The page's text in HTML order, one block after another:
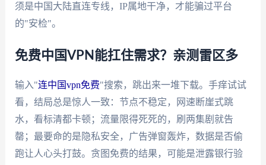
须是中国大陆直连专线，IP属地干净，才能骗过平台
的"安检"。
免费中国VPN能扛住需求？亲测雷区多
输入"连中国vpn免费"搜索，跳出来一堆下载。手痒试试
看，结局总是惊人一致：节点不稳定，网速断崖式跳
水，看标清都卡顿；流量限得死死的，刷两集剧就告
罄；最要命的是隐私安全，广告弹窗轰炸，数据是否偷
跑让人心头打鼓。贪图免费的结果，可能是泄露银行验